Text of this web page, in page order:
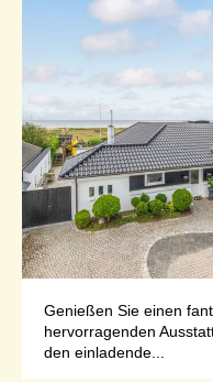
Genießen Sie einen
hervorragenden
den einladende...